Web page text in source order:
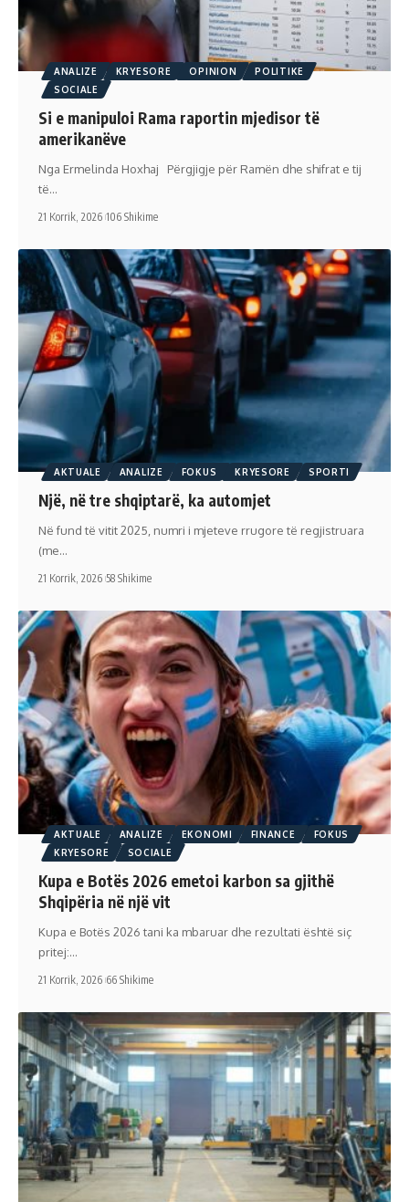
ANALIZE KRYESORE OPINION
POLITIKE
SOCIALE
Si e manipuloi Rama raportin mjedisor të
amerikanëve
Nga Ermelinda Hoxhaj Përgjigje për Ramën dhe shifrat e tij
të…
21 Korrik, 2026 106 Shikime
AKTUALE ANALIZE FOKUS KRYESORE SPORTI
Një, në tre shqiptarë, ka automjet
Në fund të vitit 2025, numri i mjeteve rrugore të regjistruara
(me…
21 Korrik, 2026 58 Shikime
AKTUALE ANALIZE EKONOMI FINANCE
FOKUS
KRYESORE
SOCIALE
Kupa e Botës 2026 emetoi karbon sa gjithë
Shqipëria në një vit
Kupa e Botës 2026 tani ka mbaruar dhe rezultati është siç
pritej:…
21 Korrik, 2026 66 Shikime